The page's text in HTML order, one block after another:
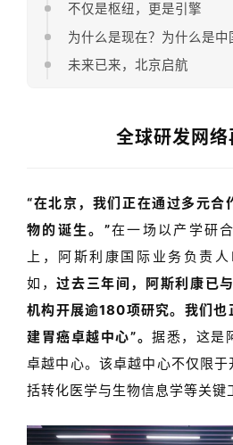
不仅是枢纽，更是引擎
为什么是现在？为什么是中
未来已来，北京启航
全球研发网络
“在北京，我们正在通过多元合
物的诞生。”在一场以产 学研
上，阿斯利康国际业务负责人
如，过去三年间，阿斯利康已
机构开展逾180项研究。我们也
建胃癌卓越中心”。据悉，这是
卓越中心。该卓越中心不仅限
括转化医学与生物信息学等关键